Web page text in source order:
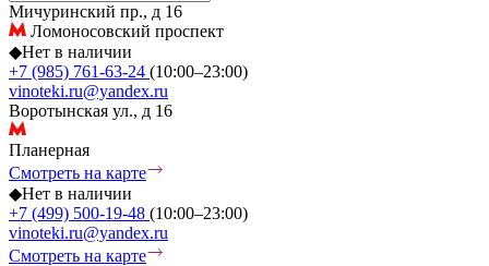
Мичуринский пр., д 16
Ломоносовский проспект
◆Нет в наличии
+7 (985) 761-63-24 (10:00–23:00)
vinoteki.ru@yandex.ru
Воротынская ул., д 16
Планерная
Смотреть на карте
◆Нет в наличии
+7 (499) 500-19-48 (10:00–23:00)
vinoteki.ru@yandex.ru
Смотреть на карте